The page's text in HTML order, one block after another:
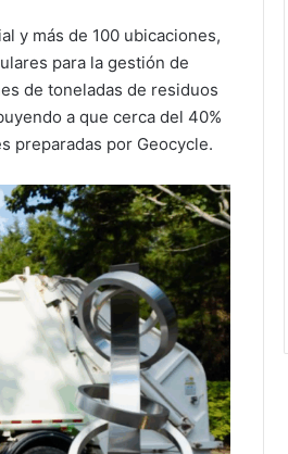
y más de 100 ubicaciones,
para la gestión de
de toneladas de residuos
a que cerca del 40%
preparadas por Geocycle.